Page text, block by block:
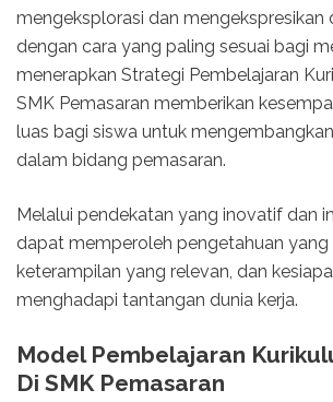
mengeksplorasi dan mengekspresikan
dengan cara yang paling sesuai bagi
menerapkan Strategi Pembelajaran
SMK Pemasaran memberikan
luas bagi siswa untuk
dalam bidang pemasaran.
Melalui pendekatan yang inovatif dan
dapat memperoleh pengetahuan yang
keterampilan yang relevan, dan
menghadapi tantangan dunia kerja.
Model Pembelajaran
Di SMK Pemasaran